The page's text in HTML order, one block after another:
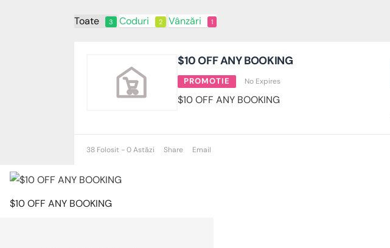
Toate 3 Coduri 2 Vânzări 1
$10 OFF ANY BOOKING
PROMOTIE No Expires
$10 OFF ANY BOOKING
38 Folosit - 0 Astăzi Share Email
$10 OFF ANY BOOKING